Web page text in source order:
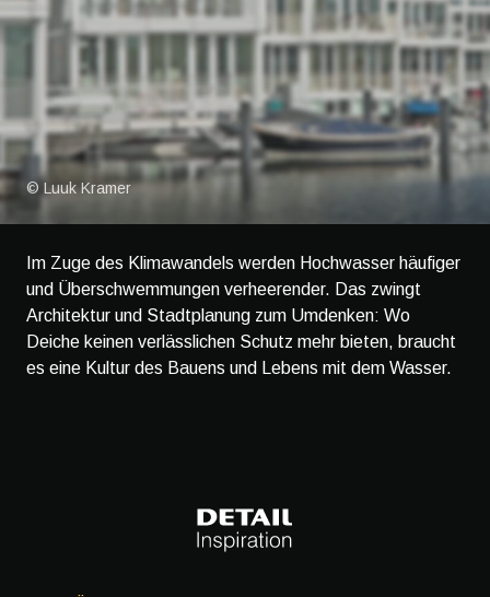
© Luuk Kramer
Im Zuge des Klimawandels werden Hochwasser häufiger
und Überschwemmungen verheerender. Das zwingt
Architektur und Stadtplanung zum Umdenken: Wo
Deiche keinen verlässlichen Schutz mehr bieten, braucht
es eine Kultur des Bauens und Lebens mit dem Wasser.